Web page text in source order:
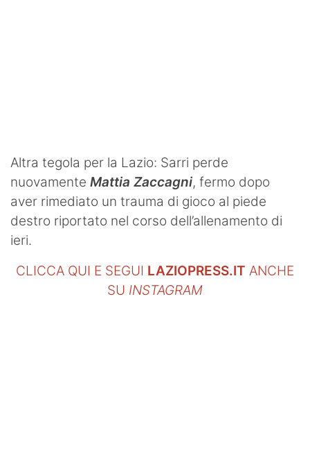
Altra tegola per la Lazio: Sarri perde
nuovamente Mattia Zaccagni, fermo dopo
aver rimediato un trauma di gioco al piede
destro riportato nel corso dell’allenamento di
ieri.
CLICCA QUI E SEGUI LAZIOPRESS.IT ANCHE
SU INSTAGRAM